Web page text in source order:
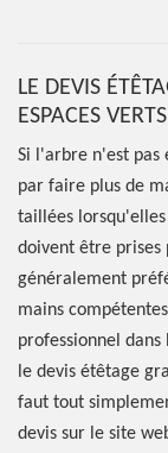
LE DEVIS
ESPACES VERTS
Si l'arbre n'est pas
par faire plus de
taillées
doivent être prises
généralement
mains
professionnel
le devis étêtage
faut tout
devis sur le site